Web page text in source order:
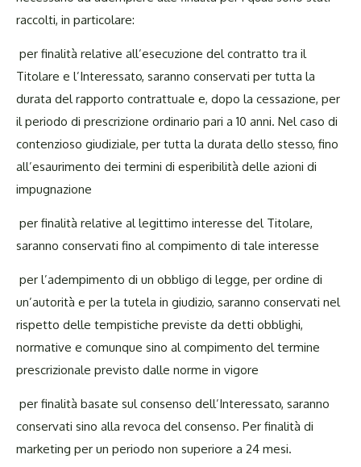
raccolti, in particolare:
per finalità relative all’esecuzione del contratto tra il
Titolare e l’Interessato, saranno conservati per tutta la
durata del rapporto contrattuale e, dopo la cessazione, per
il periodo di prescrizione ordinario pari a 10 anni. Nel caso di
contenzioso giudiziale, per tutta la durata dello stesso, fino
all’esaurimento dei termini di esperibilità delle azioni di
impugnazione
per finalità relative al legittimo interesse del Titolare,
saranno conservati fino al compimento di tale interesse
per l’adempimento di un obbligo di legge, per ordine di
un’autorità e per la tutela in giudizio, saranno conservati nel
rispetto delle tempistiche previste da detti obblighi,
normative e comunque sino al compimento del termine
prescrizionale previsto dalle norme in vigore
per finalità basate sul consenso dell’Interessato, saranno
conservati sino alla revoca del consenso. Per finalità di
marketing per un periodo non superiore a 24 mesi.